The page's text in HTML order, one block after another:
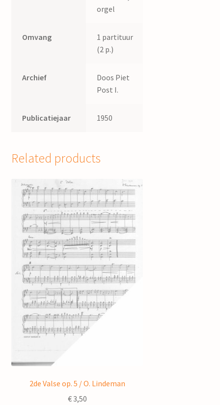
orgel
Omvang
1 partituur
(2 p.)
Archief
Doos Piet
Post I.
Publicatiejaar 1950
Related products
2de Valse op. 5 / O. Lindeman
€3,50